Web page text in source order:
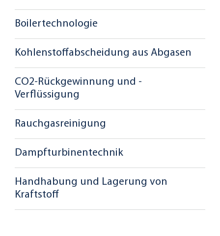
Boilertechnologie
Kohlenstoffabscheidung aus Abgasen
CO2-Rückgewinnung und -
Verflüssigung
Rauchgasreinigung
Dampfturbinentechnik
Handhabung und Lagerung von
Kraftstoff